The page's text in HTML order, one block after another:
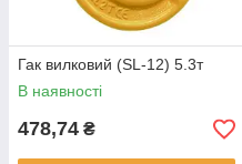
Гак вилковий (SL-12) 5.3т
В наявності
478,74 ₴